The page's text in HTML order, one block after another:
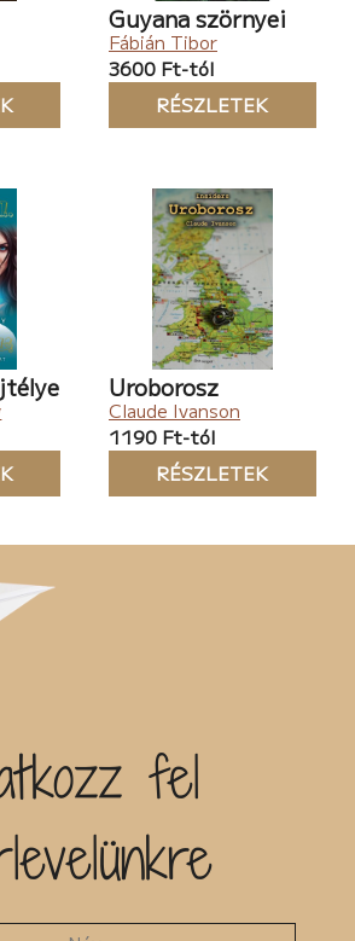
Guyana szörnyei
Fábián Tibor
3600 Ft-tól
RÉSZLETEK
Uroborosz
Claude Ivanson
1190 Ft-tól
RÉSZLETEK
fel